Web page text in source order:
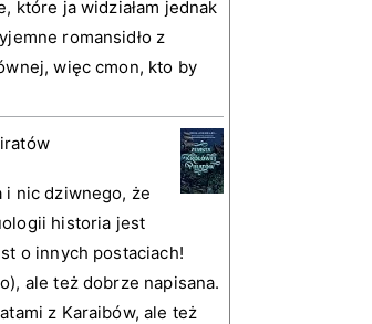
które ja widziałam jednak
romansidło z
więc cmon, kto by
i nic dziwnego, że
historia jest
o innych postaciach!
ale też dobrze napisana.
z Karaibów, ale też